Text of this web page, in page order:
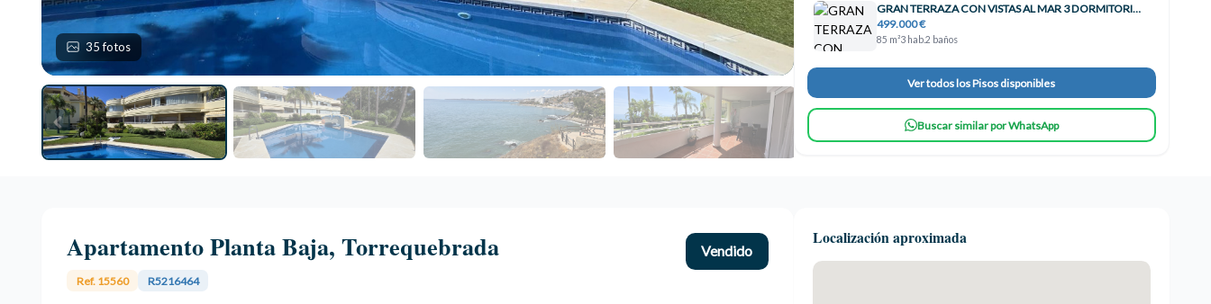
35 fotos
GRAN TERRAZA CON VISTAS AL MAR 3 DORMITORIOS TORREQUEBRADA!! , Benalmádena
499.000 €
85 m²3 hab.2 baños
Ver todos los Pisos disponibles
Buscar similar por WhatsApp
Apartamento Planta Baja, Torrequebrada
Ref. 15560 R5216464
Vendido
Localización aproximada